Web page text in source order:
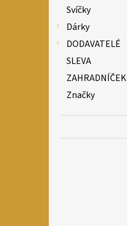
Svíčky
Dárky
DODAVATELÉ
SLEVA
ZAHRADNÍČEK
Značky